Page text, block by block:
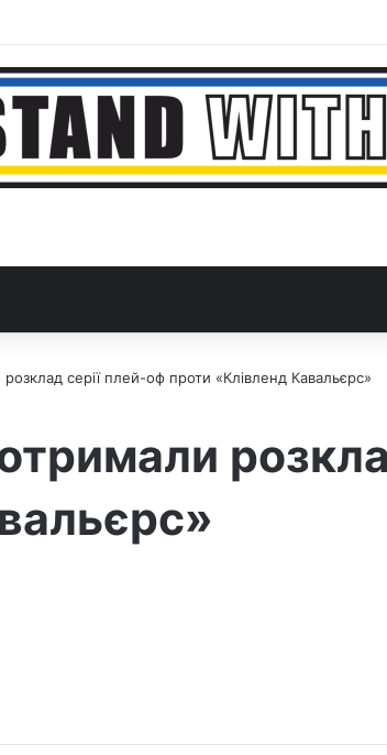
GoogleThreads
серії плей-оф проти «Клівленд Кавальєрс»